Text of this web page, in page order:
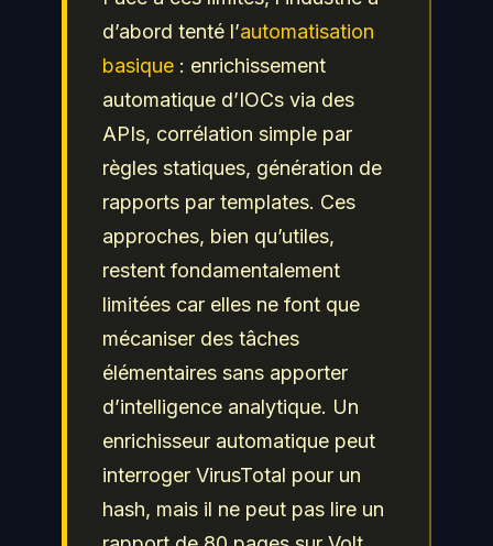
d’abord tenté l’automatisation
basique : enrichissement
automatique d’IOCs via des
APIs, corrélation simple par
règles statiques, génération de
rapports par templates. Ces
approches, bien qu’utiles,
restent fondamentalement
limitées car elles ne font que
mécaniser des tâches
élémentaires sans apporter
d’intelligence analytique. Un
enrichisseur automatique peut
interroger VirusTotal pour un
hash, mais il ne peut pas lire un